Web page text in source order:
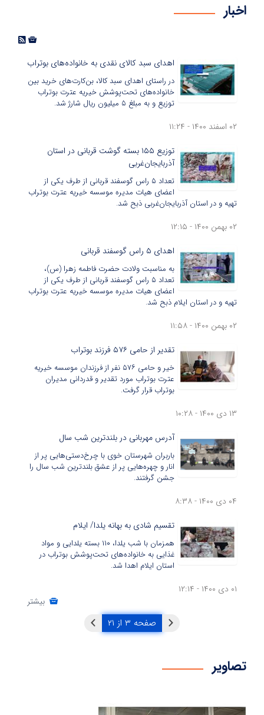
اخبار
اهدای سبد کالای نقدی به خانواده‌های بوتراب
در راستای اهدای سبد کالا، بن‌کارت‌‌های خرید بین
خانواده‌های تحت‌پوشش خیریه عترت بوتراب
توزیع و به مبلغ ۵ میلیون ریال شارژ شد.
۰۲ اسفند ۱۴۰۰ - ۱۱:۲۴
توزیع ۱۵۵ بسته گوشت قربانی در استان
آذربایجان‌غربی
تعداد ۵ راس گوسفند قربانی از طرف یکی از
اعضای هیات مدیره موسسه خیریه عترت بوتراب
تهیه و در استان آذربایجان‌غربی ذبح شد.
۰۲ بهمن ۱۴۰۰ - ۱۲:۱۵
اهدای ۵ راس گوسفند قربانی
به مناسبت ولادت حضرت فاطمه زهرا (س)،
تعداد ۵ راس گوسفند قربانی از طرف یکی از
اعضای هیات مدیره موسسه خیریه عترت بوتراب
تهیه و در استان ایلام ذبح شد.
۰۲ بهمن ۱۴۰۰ - ۱۱:۵۸
تقدیر از حامی ۵۷۶ فرزند بوتراب
خیر و حامی ۵۷۶ نفر از فرزندان موسسه خیریه
عترت بوتراب مورد تقدیر و قدردانی مدیران
بوتراب قرار گرفت.
۱۳ دی ۱۴۰۰ - ۱۰:۲۸
آدرس مهربانی در بلندترین شب سال
باربران شهرستان خوی با چرخ‌دستی‌هایی پر از
انار و چهره‌هایی پر از عشق بلندترین شب سال را
جشن گرفتند.
۰۴ دی ۱۴۰۰ - ۸:۳۸
تقسیم شادی به بهانه یلدا/ ایلام
همزمان با شب یلدا، ۱۱۰ بسته‌ یلدایی و مواد
غذایی به خانواده‌های‌ تحت‌پوشش بوتراب در
استان ایلام اهدا شد.
۰۱ دی ۱۴۰۰ - ۱۲:۱۴
بیشتر
صفحه ۳ از ۲۱
تصاویر